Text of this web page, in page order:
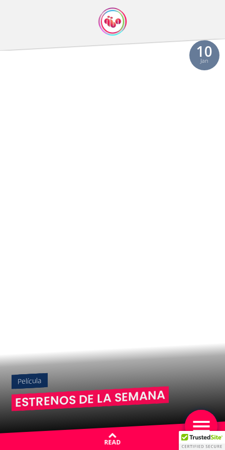
10
Jan
Película
ESTRENOS DE LA SEMANA
READ